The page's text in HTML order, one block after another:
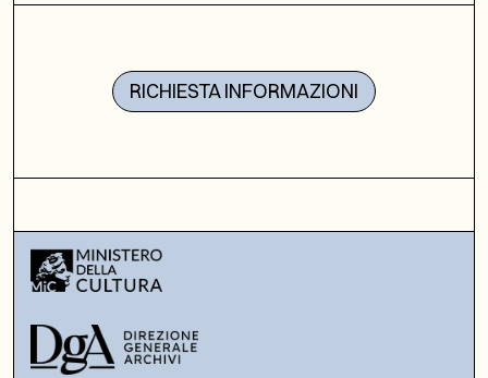
RICHIESTA INFORMAZIONI